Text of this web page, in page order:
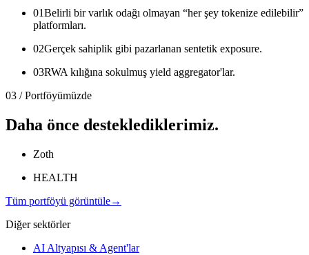
01Belirli bir varlık odağı olmayan “her şey tokenize edilebilir”
platformları.
02Gerçek sahiplik gibi pazarlanan sentetik exposure.
03RWA kılığına sokulmuş yield aggregator'lar.
03 / Portföyümüzde
Daha önce desteklediklerimiz.
Zoth
HEALTH
Tüm portföyü görüntüle→
Diğer sektörler
AI Altyapısı & Agent'lar